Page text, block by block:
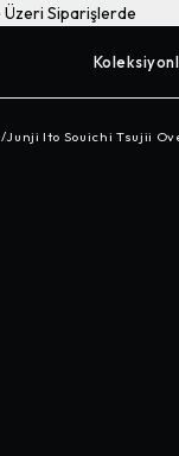
Siparişlerde
/Junji Ito Souichi Tsujii